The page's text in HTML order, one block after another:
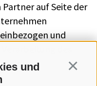
und
auf Seite der
und